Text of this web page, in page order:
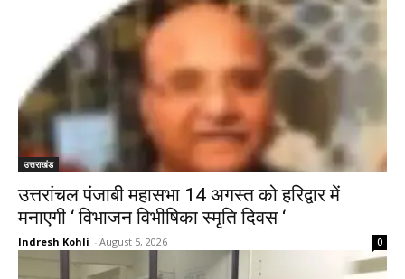
उत्तराखंड
उत्तरांचल पंजाबी महासभा 14 अगस्त को हरिद्वार में
मनाएगी ‘ विभाजन विभीषिका स्मृति दिवस ‘
Indresh Kohli - August 5, 2026 0